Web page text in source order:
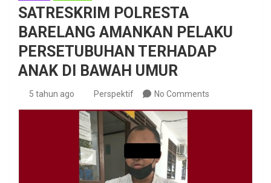
SATRESKRIM POLRESTA
BARELANG AMANKAN PELAKU
PERSETUBUHAN TERHADAP
ANAK DI BAWAH UMUR
5 tahun ago Perspektif No Comments